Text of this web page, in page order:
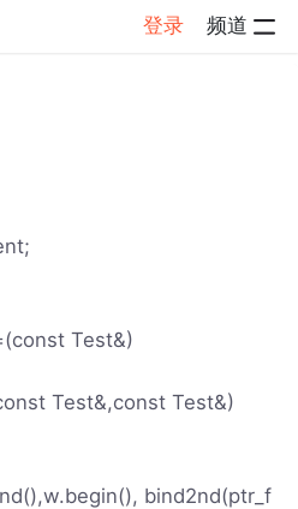
登录 频道
Test&)
Test&,const Test&)
bind2nd(ptr_f